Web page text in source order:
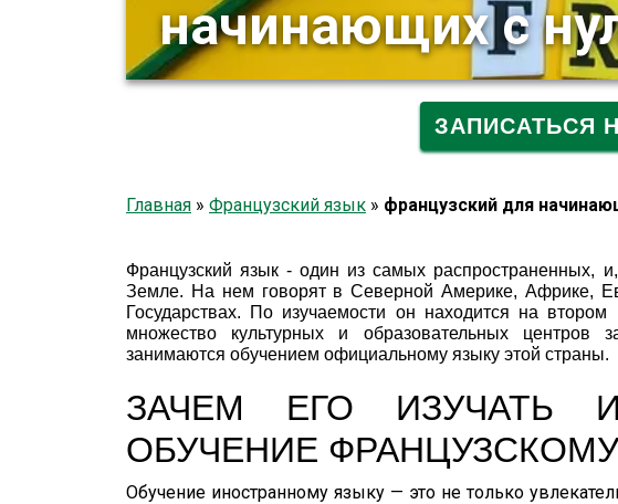
начинающих с
ЗАПИСАТЬСЯ
Главная » Французский язык » французский для
Французский язык - один из самых распространенных,
Земле. На нем говорят в Северной Америке, Африке,
Государствах. По изучаемости он находится на
множество культурных и образовательных
занимаются обучением официальному языку этой страны.
ЗАЧЕМ ЕГО
ОБУЧЕНИЕ
Обучение иностранному языку — это не только